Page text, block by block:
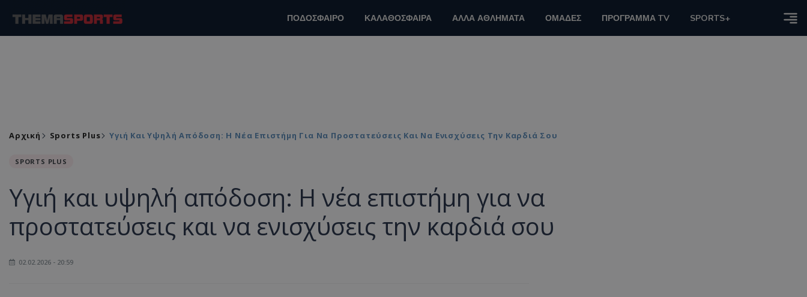
ΠΟΔΟΣΦΑΙΡΟ ΚΑΛΑΘΟΣΦΑΙΡΑ ΑΛΛΑ ΑΘΛΗΜΑΤΑ ΟΜΑΔΕΣ ΠΡΟΓΡΑΜΜΑ TV SPORTS+
Αρχική Sports Plus Υγιή Και Υψηλή Απόδοση: Η Νέα Επιστήμη Για Να Προστατεύσεις Και Να Ενισχύσεις Την Καρδιά Σου
SPORTS PLUS
Υγιή και υψηλή απόδοση: Η νέα επιστήμη για να
προστατεύσεις και να ενισχύσεις την καρδιά σου
02.02.2026 - 20:59